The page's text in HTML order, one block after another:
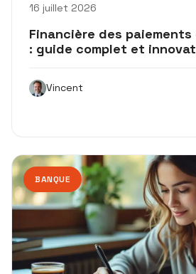
16 juillet 2026
Financière des
: guide complet et
Vincent
BANQUE